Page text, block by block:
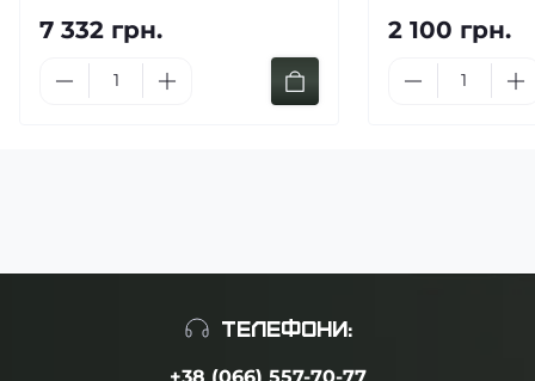
7 332 грн. 2 100 грн.
ТЕЛЕФОНИ: